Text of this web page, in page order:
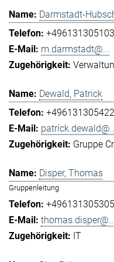
Darmstadt-
m.darmstadt@...
Dewald, Patrick
Gruppe
Disper, Thomas
Gruppenleitung
IT